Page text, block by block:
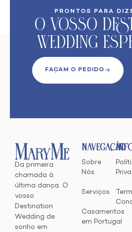
PRONTOS PARA
O VoSso
Wedding
FAÇAM O PEDIDO
Da primeira
chamada à
última dança. O
vosso
Destination
Wedding de
sonho em
Navegação
Sobre
Nós
Serviços
Casamentos
em Portugal